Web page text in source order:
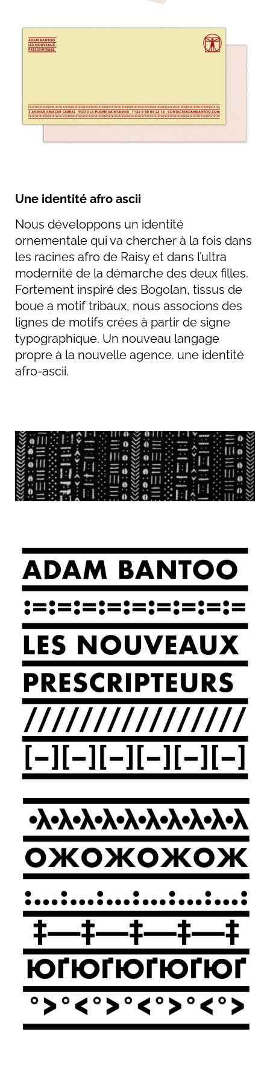
Une identité afro ascii
Nous développons un identité
ornementale qui va chercher à la fois dans
les racines afro de Raisy et dans l’ultra
modernité de la démarche des deux filles.
Fortement inspiré des Bogolan, tissus de
boue a motif tribaux, nous associons des
lignes de motifs crées à partir de signe
typographique. Un nouveau langage
propre à la nouvelle agence. une identité
afro-ascii.